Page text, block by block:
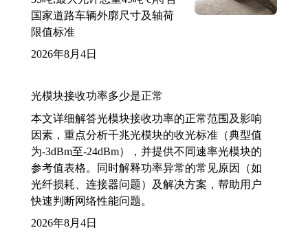
国家道路车辆外廓尺寸及轴荷
限值标准
2026年8月4日
光模块接收功率多少是正常
本文详细解答光模块接收功率的正常范围及影响
因素，重点分析千兆光模块的收光标准（典型值
为-3dBm至-24dBm），并提供不同速率光模块的
参考值表格。同时解释功率异常的常见原因（如
光纤损耗、连接器问题）及解决方案，帮助用户
快速判断网络性能问题。
2026年8月4日